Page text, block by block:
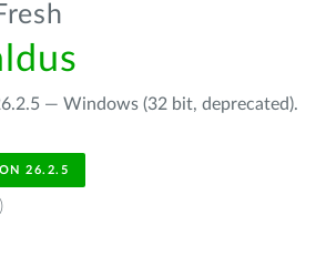
— Windows (32 bit, deprecated).
26.2.5
)